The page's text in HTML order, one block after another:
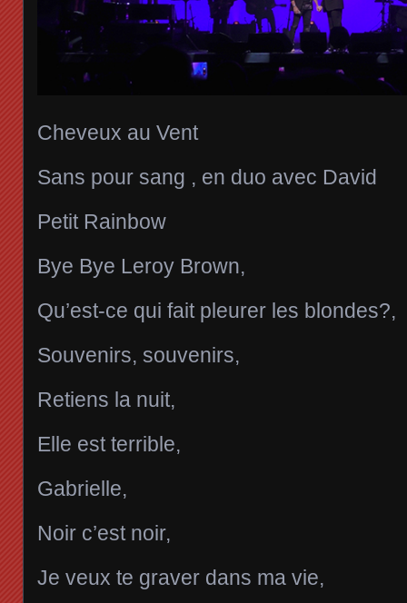
Cheveux au Vent
Sans pour sang , en duo avec David
Petit Rainbow
Bye Bye Leroy Brown,
Qu’est-ce qui fait pleurer les blondes?,
Souvenirs, souvenirs,
Retiens la nuit,
Elle est terrible,
Gabrielle,
Noir c’est noir,
Je veux te graver dans ma vie,